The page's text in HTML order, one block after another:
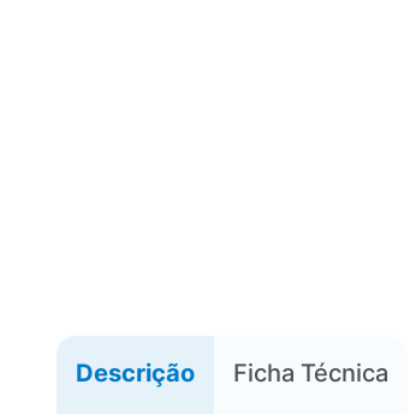
Descrição Ficha Técnica